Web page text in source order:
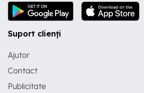
Suport clienți
Ajutor
Contact
Publicitate